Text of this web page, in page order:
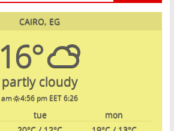
CAIRO, EG
16°
partly cloudy
6:26 am
4:56 pm EET
mon
tue